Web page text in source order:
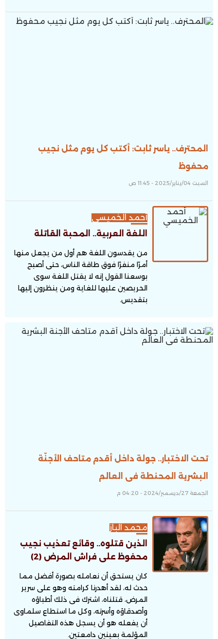
المحترف.. ياسر ثابت: أكتب كل يوم مثل نجيب
محفوظ
السبت 04/يناير/2025 - 11:45 ص
أحمد الخميسي
اللغة العربية.. المحبة القاتلة
من يقدسون اللغة هم أول من يجعل منها
أمرًا منفرًا فوق طاقة الناس، حتى أصبح
بوسعنا القول إنه لا يقتل اللغة سوى
الحريصين عليها للغاية ومن ينظرون إليها
بتقديس.
تحت الاختبار.. جولة داخل أقدم متاحف الأجنّة
البشرية المحنطة فى العالم
الجمعة 27/ديسمبر/2024 - 04:20 م
محمد الباز
الذين قتلوه.. وقائع تعذيب نجيب
محفوظ على فراش المرض (2)
كان يستحق أن نعامله بصورة أفضل مما
حدث له، لقد أهدرنا كرامته وهو على سرير
المرض، قتلناه، اشترك فى ذلك أطباؤه
وأصدقاؤه وأسرته، وكل ما استطاع سلماوى
أن يفعله هو أن يسجل هذه التفاصيل
المؤلمة بعينين دامعتين.